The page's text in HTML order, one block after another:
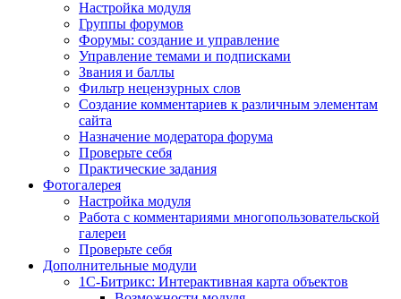
Настройка модуля
Группы форумов
Форумы: создание и управление
Управление темами и подписками
Звания и баллы
Фильтр нецензурных слов
Создание комментариев к различным элементам
сайта
Назначение модератора форума
Проверьте себя
Практические задания
Фотогалерея
Настройка модуля
Работа с комментариями многопользовательской
галереи
Проверьте себя
Дополнительные модули
1С-Битрикс: Интерактивная карта объектов